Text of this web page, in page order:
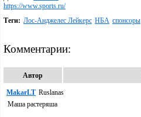
https://www.sports.ru/
Теги: Лoс-Анджелес Лейкерс НБА спонсоры
Комментарии:
Автор
MakarLT Ruslanas
Маша растеряша